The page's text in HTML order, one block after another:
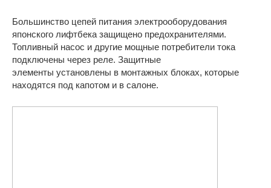
Большинство цепей питания электрооборудования
японского лифтбека защищено предохранителями.
Топливный насос и другие мощные потребители тока
подключены через реле. Защитные
элементы установлены в монтажных блоках, которые
находятся под капотом и в салоне.